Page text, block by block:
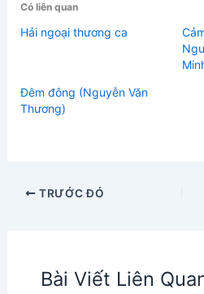
Có liên quan
Hải ngoại thương ca
Đêm đông (Nguyễn Văn
Thương)
TRƯỚC ĐÓ
Bài Viết Liên